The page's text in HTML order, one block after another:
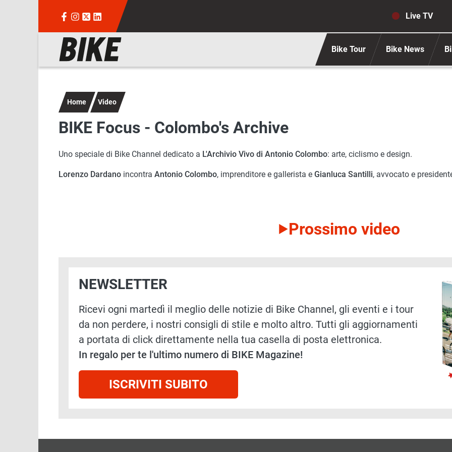
Live TV
Navigazione principale Bike Tour Bike News
Home Video
BIKE Focus - Colombo's Archive
Uno speciale di Bike Channel dedicato a L'Archivio Vivo di Antonio Colombo: arte, ciclismo e design.
Lorenzo Dardano incontra Antonio Colombo, imprenditore e gallerista e Gianluca Santilli, avvocato e
Prossimo video
NEWSLETTER
Ricevi ogni martedì il meglio delle notizie di Bike Channel, gli eventi e i tour
da non perdere, i nostri consigli di stile e molto altro. Tutti gli aggiornamenti
a portata di click direttamente nella tua casella di posta elettronica.
In regalo per te l'ultimo numero di BIKE Magazine!
ISCRIVITI SUBITO